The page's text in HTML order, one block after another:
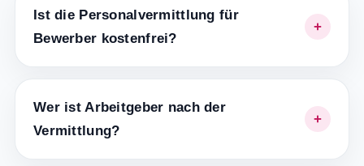
Ist die Personalvermittlung für
Bewerber kostenfrei?
Wer ist Arbeitgeber nach der
Vermittlung?